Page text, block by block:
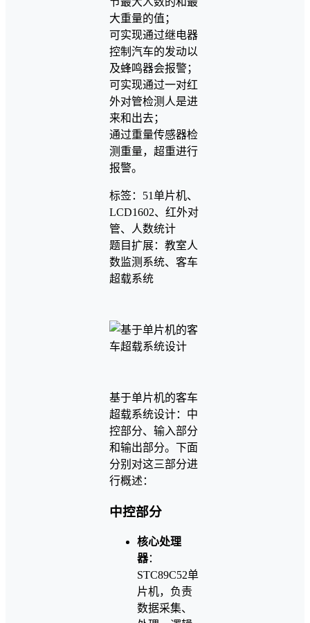
大重量的值；
可实现通过继电器
控制汽车的发动以
及蜂鸣器会报警；
可实现通过一对红
外对管检测人是进
来和出去；
通过重量传感器检
测重量，超重进行
报警。
标签：51单片机、
LCD1602、红外对
管、人数统计
题目扩展：教室人
数监测系统、客车
超载系统
基于单片机的客车
超载系统设计：中
控部分、输入部分
和输出部分。下面
分别对这三部分进
行概述：
中控部分
核心处理
器：
STC89C52单
片机，负责
数据采集、